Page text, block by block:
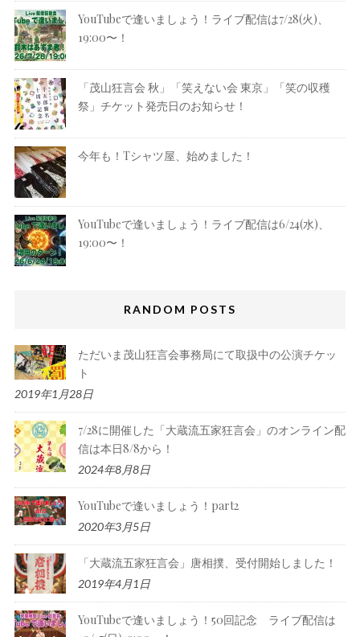
YouTubeで逢いましょう！ライブ配信は7/28(火)、
19:00〜！
「茂山狂言会 秋」「笑えない会 東京」「笑の収穫
祭」チケット発売日のお知らせ！
今年も！Tシャツ屋、始めました！
YouTubeで逢いましょう！ライブ配信は6/24(水)、
19:00〜！
RANDOM POSTS
ただいま茂山狂言会事務局にて取扱中の公演チケッ
ト
2019年1月28日
7/28に開催した「大蔵流五家狂言会」のオンライン配
信は本日8/8から！
2024年8月8日
YouTubeで逢いましょう！part2
2020年3月5日
「大蔵流五家狂言会」唐相撲、受付開始しました！
2019年4月1日
YouTubeで逢いましょう！50回記念 ライブ配信は